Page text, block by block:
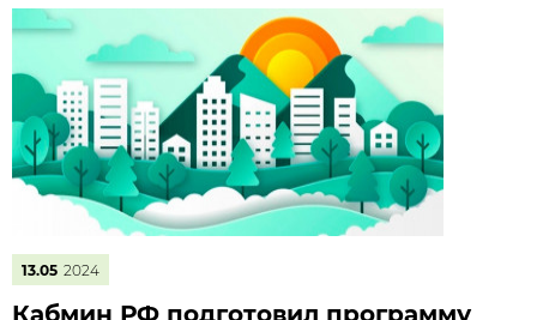
13.05 2024
Кабмин РФ подготовил программу